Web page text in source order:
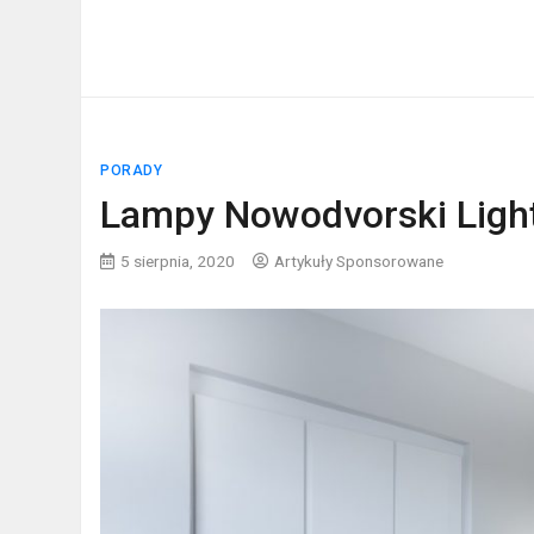
PORADY
Lampy Nowodvorski
5 sierpnia, 2020 Artykuły Sponsorowane